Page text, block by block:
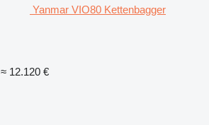
Yanmar VIO80 Kettenbagger
≈ 12.120 €